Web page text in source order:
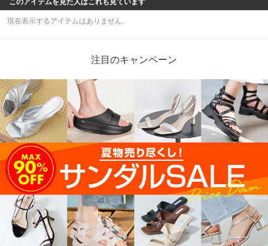
現在表示するアイテムはありません。
注目のキャンペーン